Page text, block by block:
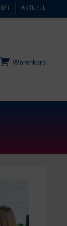
AKTUELL
Warenkorb